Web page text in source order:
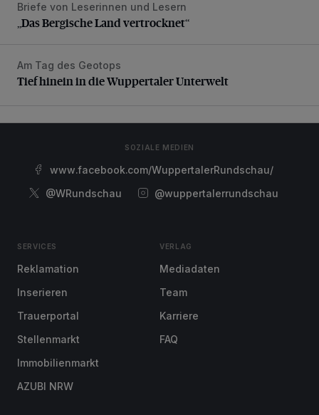
„Das Bergische Land vertrocknet“
Briefe von Leserinnen und Lesern
„Das Bergische Land vertrocknet“
Tief hinein in die Wuppertaler Unterwelt
Am Tag des Geotops
Tief hinein in die Wuppertaler Unterwelt
SOZIALE MEDIEN
www.facebook.com/WuppertalerRundschau/
@WRundschau
@wuppertalerrundschau
SERVICES
Reklamation
Inserieren
Trauerportal
Stellenmarkt
Immobilienmarkt
AZUBI NRW
VERLAG
Mediadaten
Team
Karriere
FAQ